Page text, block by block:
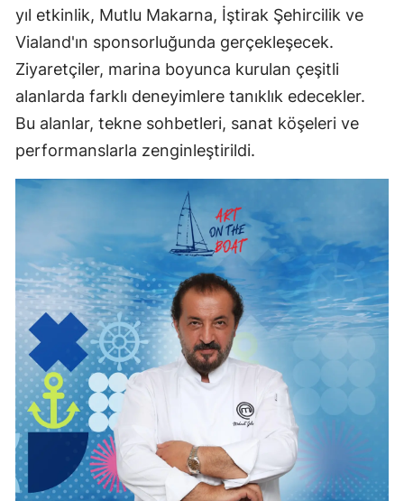
yıl etkinlik, Mutlu Makarna, İştirak Şehircilik ve
Vialand'ın sponsorluğunda gerçekleşecek.
Ziyaretçiler, marina boyunca kurulan çeşitli
alanlarda farklı deneyimlere tanıklık edecekler.
Bu alanlar, tekne sohbetleri, sanat köşeleri ve
performanslarla zenginleştirildi.